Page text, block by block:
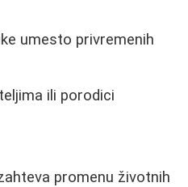
umesto privremenih
ili porodici
promenu životnih